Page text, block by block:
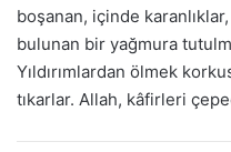
boşanan, içinde
bulunan bir yağmura
Yıldırımlardan ölmek
tıkarlar. Allah, kâfirleri